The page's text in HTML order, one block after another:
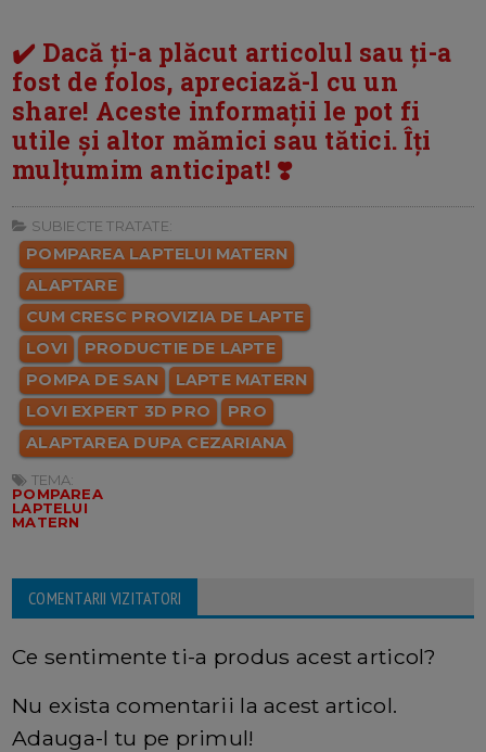
✔️ Dacă ți-a plăcut articolul sau ți-a
fost de folos, apreciază-l cu un
share! Aceste informații le pot fi
utile și altor mămici sau tătici. Îți
mulțumim anticipat! ❣️
SUBIECTE TRATATE:
POMPAREA LAPTELUI MATERN
ALAPTARE
CUM CRESC PROVIZIA DE LAPTE
LOVI
PRODUCTIE DE LAPTE
POMPA DE SAN
LAPTE MATERN
LOVI EXPERT 3D PRO
PRO
ALAPTAREA DUPA CEZARIANA
TEMA:
POMPAREA
LAPTELUI
MATERN
COMENTARII VIZITATORI
Ce sentimente ti-a produs acest articol?
Nu exista comentarii la acest articol.
Adauga-l tu pe primul!